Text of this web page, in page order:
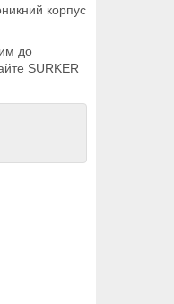
корпус
до
SURKER